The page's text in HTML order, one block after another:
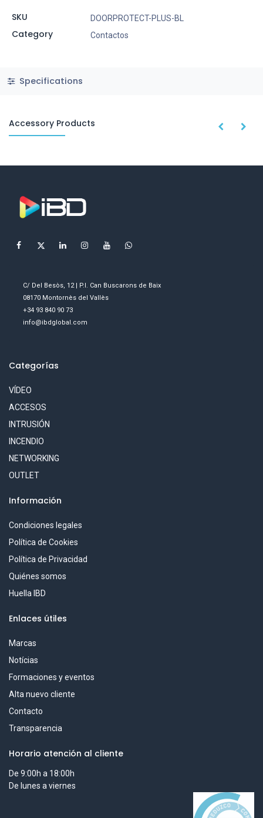
SKU DOORPROTECT-PLUS-BL
Category Contactos
Specifications
Accessory Products
C/ Del Besòs, 12 | P.I. Can Buscarons de Baix
08170 Montornès del Vallès
+34 93 840 90 73
info@ibdglobal.com
Categorías
VÍDEO
ACCESOS
INTRUSIÓN
INCENDIO
NETWORKING
OUTLET
Información
Condiciones legales
Política de Cookies
Política de Privacidad
Quiénes somos
Huella IBD
Enlaces útiles
Marcas
Notícias
Formaciones y eventos
Alta nuevo cliente
Contacto
Transparencia
Horario atención al cliente
De 9:00h a 18:00h
De lunes a viernes